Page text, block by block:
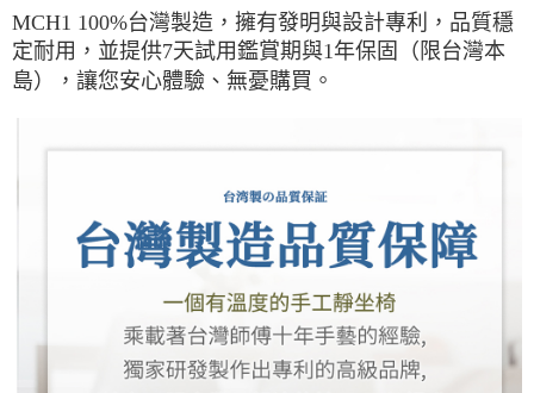
MCH1 100%台灣製造，擁有發明與設計專利，品質穩
定耐用，並提供7天試用鑑賞期與1年保固（限台灣本
島），讓您安心體驗、無憂購買。